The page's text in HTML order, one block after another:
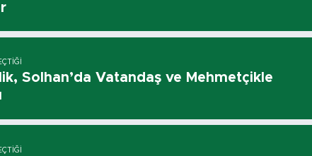
Solhan’da Vatandaş ve Mehmetçikle